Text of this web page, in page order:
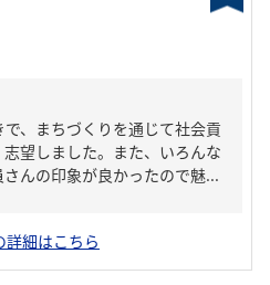
、まちづくりを通じて社会貢
望しました。また、いろんな
んの印象が良かったので魅...
詳細はこちら